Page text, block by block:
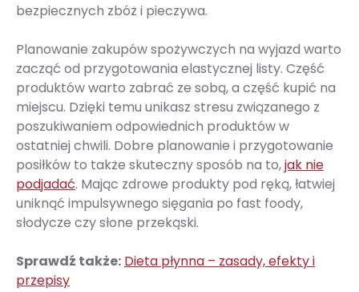
bezpiecznych zbóż i pieczywa.
Planowanie zakupów spożywczych na wyjazd warto
zacząć od przygotowania elastycznej listy. Część
produktów warto zabrać ze sobą, a część kupić na
miejscu. Dzięki temu unikasz stresu związanego z
poszukiwaniem odpowiednich produktów w
ostatniej chwili. Dobre planowanie i przygotowanie
posiłków to także skuteczny sposób na to,jak nie
podjadać. Mając zdrowe produkty pod ręką, łatwiej
uniknąć impulsywnego sięgania po fast foody,
słodycze czy słone przekąski.
Sprawdź także: Dieta płynna – zasady, efekty i
przepisy